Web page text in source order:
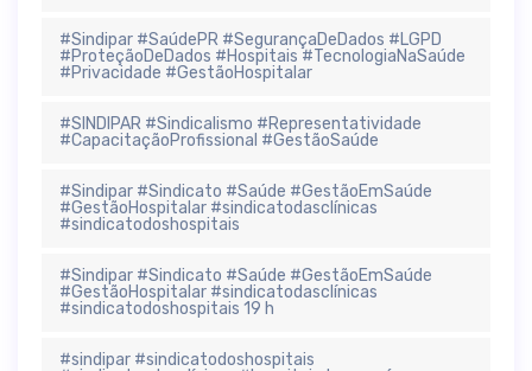
#Sindipar #SaúdePR #SegurançaDeDados #LGPD
#ProteçãoDeDados #Hospitais #TecnologiaNaSaúde
#Privacidade #GestãoHospitalar
#SINDIPAR #Sindicalismo #Representatividade
#CapacitaçãoProfissional #GestãoSaúde
#Sindipar #Sindicato #Saúde #GestãoEmSaúde
#GestãoHospitalar #sindicatodasclínicas
#sindicatodoshospitais
#Sindipar #Sindicato #Saúde #GestãoEmSaúde
#GestãoHospitalar #sindicatodasclínicas
#sindicatodoshospitais 19 h
#sindipar #sindicatodoshospitais